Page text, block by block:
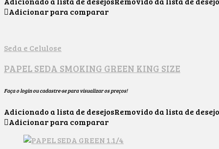
Adicionar para comparar
Seda e Celulose
PAPEL SEDA SMOKING GREEN KING SIZE
Faça o login ou cadastre-se para visualizar os preços!
Adicionado a lista de desejosRemovido da lista de
Adicionar para comparar